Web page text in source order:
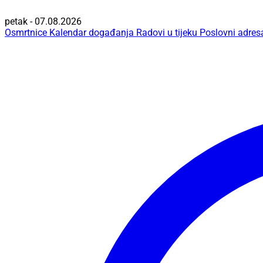
petak - 07.08.2026
Osmrtnice Kalendar događanja Radovi u tijeku Poslovni